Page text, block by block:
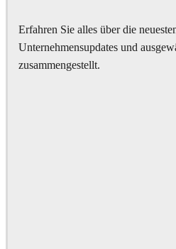
Erfahren Sie alles über die
Unternehmensupdates und
zusammengestellt.